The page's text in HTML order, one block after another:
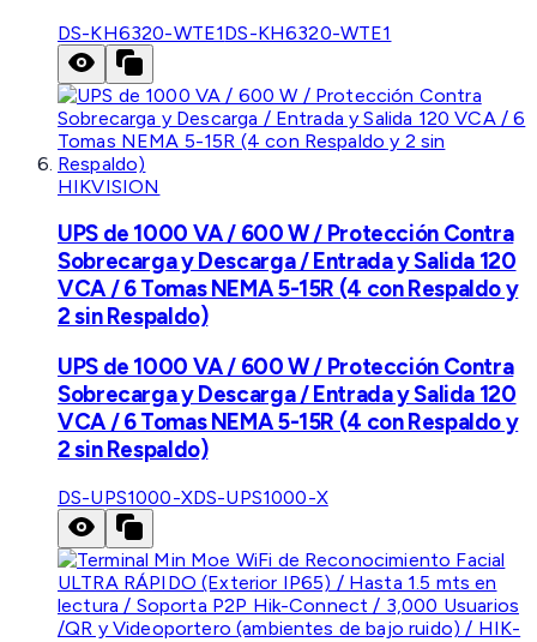
DS-KH6320-WTE1DS-KH6320-WTE1
HIKVISION
UPS de 1000 VA / 600 W / Protección Contra
Sobrecarga y Descarga / Entrada y Salida 120
VCA / 6 Tomas NEMA 5-15R (4 con Respaldo y
2 sin Respaldo)
UPS de 1000 VA / 600 W / Protección Contra
Sobrecarga y Descarga / Entrada y Salida 120
VCA / 6 Tomas NEMA 5-15R (4 con Respaldo y
2 sin Respaldo)
DS-UPS1000-XDS-UPS1000-X